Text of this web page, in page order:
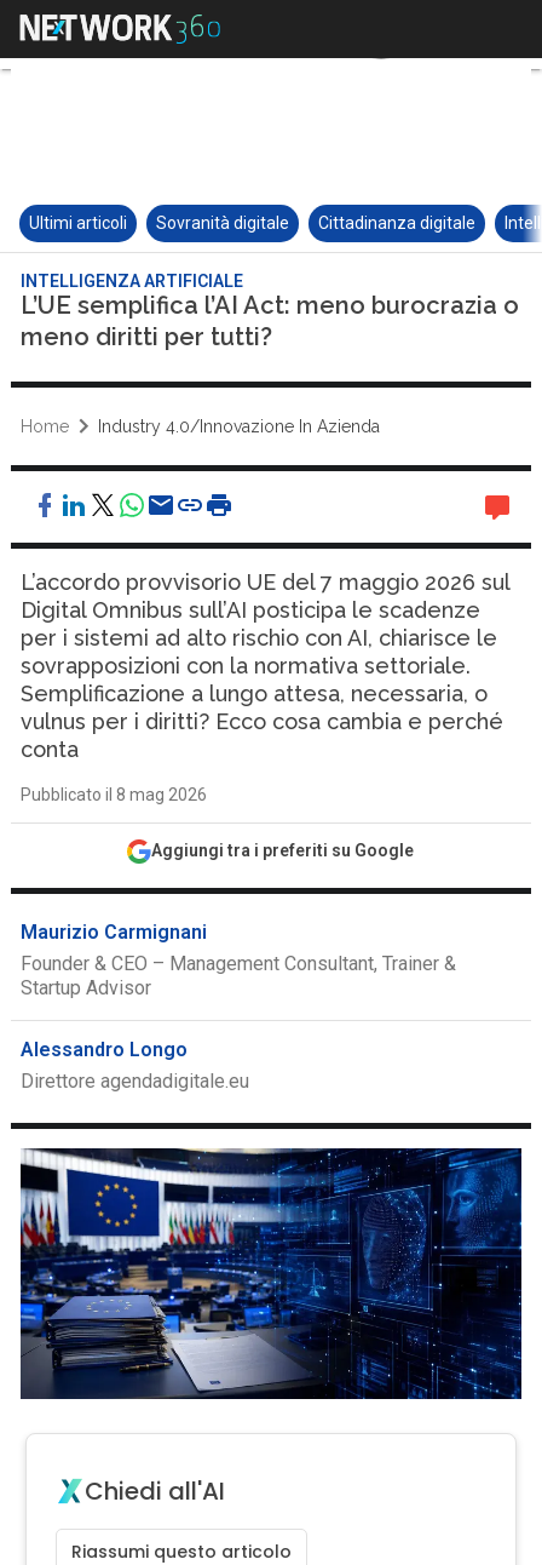
Ultimi articoli Sovranità digitale Cittadinanza digitale
INTELLIGENZA ARTIFICIALE
L’UE semplifica l’AI Act: meno burocrazia o
meno diritti per tutti?
Home Industry 4.0/Innovazione In Azienda
L’accordo provvisorio UE del 7 maggio 2026 sul
Digital Omnibus sull’AI posticipa le scadenze
per i sistemi ad alto rischio con AI, chiarisce le
sovrapposizioni con la normativa settoriale.
Semplificazione a lungo attesa, necessaria, o
vulnus per i diritti? Ecco cosa cambia e perché
conta
Pubblicato il 8 mag 2026
Aggiungi tra i preferiti su Google
Maurizio Carmignani
Founder & CEO – Management Consultant, Trainer &
Startup Advisor
Alessandro Longo
Direttore agendadigitale.eu
Chiedi all'AI
Riassumi questo articolo